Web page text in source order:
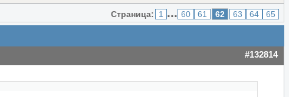
Страница: 1 ... 60 61 62 63 64 65
#132814